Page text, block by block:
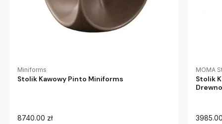
Miniforms
Stolik Kawowy Pinto Miniforms
8740.00 zł
MOMA
Stolik